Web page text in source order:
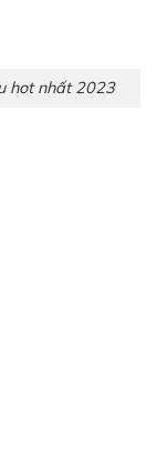
hot nhất 2023